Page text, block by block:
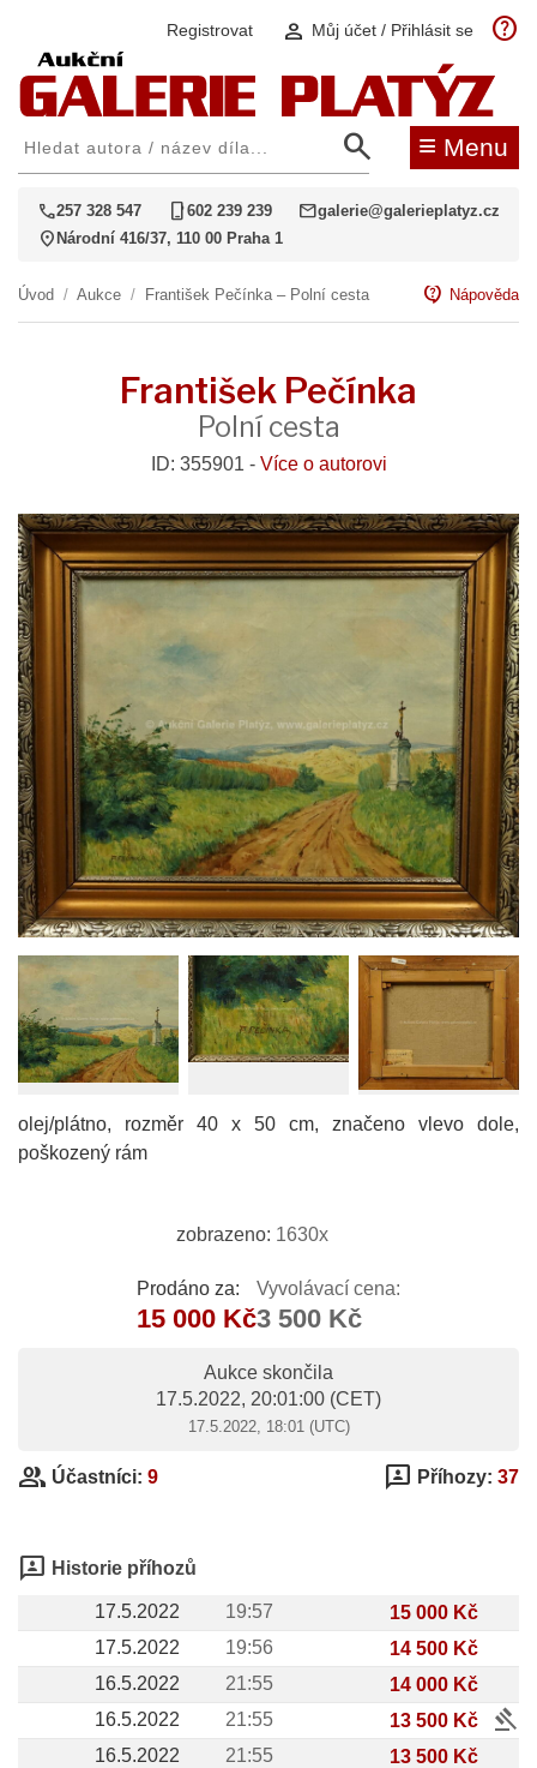
Registrovat person Můj účet / Přihlásit se help
search ≡ Menu
call257 328 547 phone_iphone602 239 239 mailgalerie@galerieplatyz.cz
location_on Národní 416/37, 110 00 Praha 1
Úvod / Aukce / František Pečínka – Polní cesta contact_support Nápověda
František Pečínka
Polní cesta
ID: 355901 - Více o autorovi
olej/plátno, rozměr 40 x 50 cm, značeno vlevo dole,
poškozený rám
zobrazeno: 1630x
Prodáno za:
15 000 Kč
Vyvolávací cena:
3 500 Kč
Aukce skončila
17.5.2022, 20:01:00 (CET)
17.5.2022, 18:01 (UTC)
group Účastníci: 9 3p Příhozy: 37
3p Historie příhozů
17.5.2022 19:57
15 000 Kč
17.5.2022
19:56
14 500 Kč
16.5.2022
21:55
14 000 Kč
16.5.2022
21:55 13 500 Kč gavel
16.5.2022 21:55
13 500 Kč